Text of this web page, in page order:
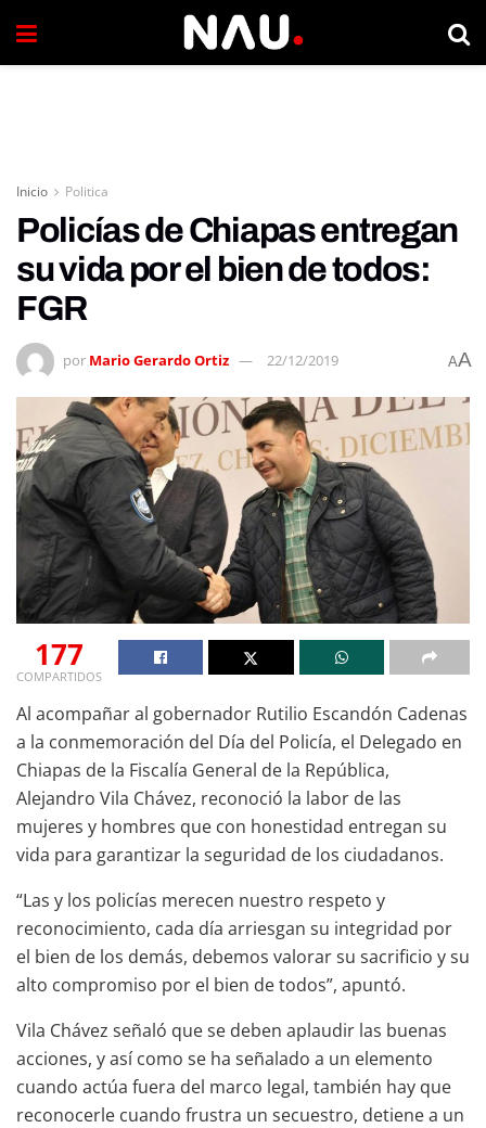
Inicio Politica
Policías de Chiapas entregan
su vida por el bien de todos:
FGR
por Mario Gerardo Ortiz 22/12/2019 AA
177
COMPARTIDOS
Al acompañar al gobernador Rutilio Escandón Cadenas
a la conmemoración del Día del Policía, el Delegado en
Chiapas de la Fiscalía General de la República,
Alejandro Vila Chávez, reconoció la labor de las
mujeres y hombres que con honestidad entregan su
vida para garantizar la seguridad de los ciudadanos.
“Las y los policías merecen nuestro respeto y
reconocimiento, cada día arriesgan su integridad por
el bien de los demás, debemos valorar su sacrificio y su
alto compromiso por el bien de todos”, apuntó.
Vila Chávez señaló que se deben aplaudir las buenas
acciones, y así como se ha señalado a un elemento
cuando actúa fuera del marco legal, también hay que
reconocerle cuando frustra un secuestro, detiene a un